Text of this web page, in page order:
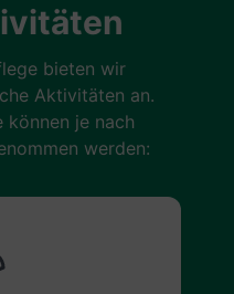
bieten wir
Aktivitäten an.
können je nach
werden: